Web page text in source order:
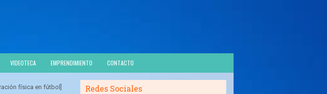
VIDEOTECA EMPRENDIMIENTO CONTACTO
física en fútbol] Redes Sociales